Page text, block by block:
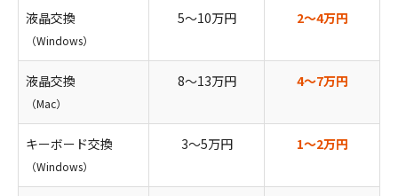
液晶交換
（Windows）
5〜10万円 2〜4万円
液晶交換
（Mac）
8〜13万円 4〜7万円
キーボード交換
（Windows）
3〜5万円 1〜2万円